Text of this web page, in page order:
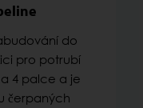
do
pro potrubí
4 palce a je
čerpaných